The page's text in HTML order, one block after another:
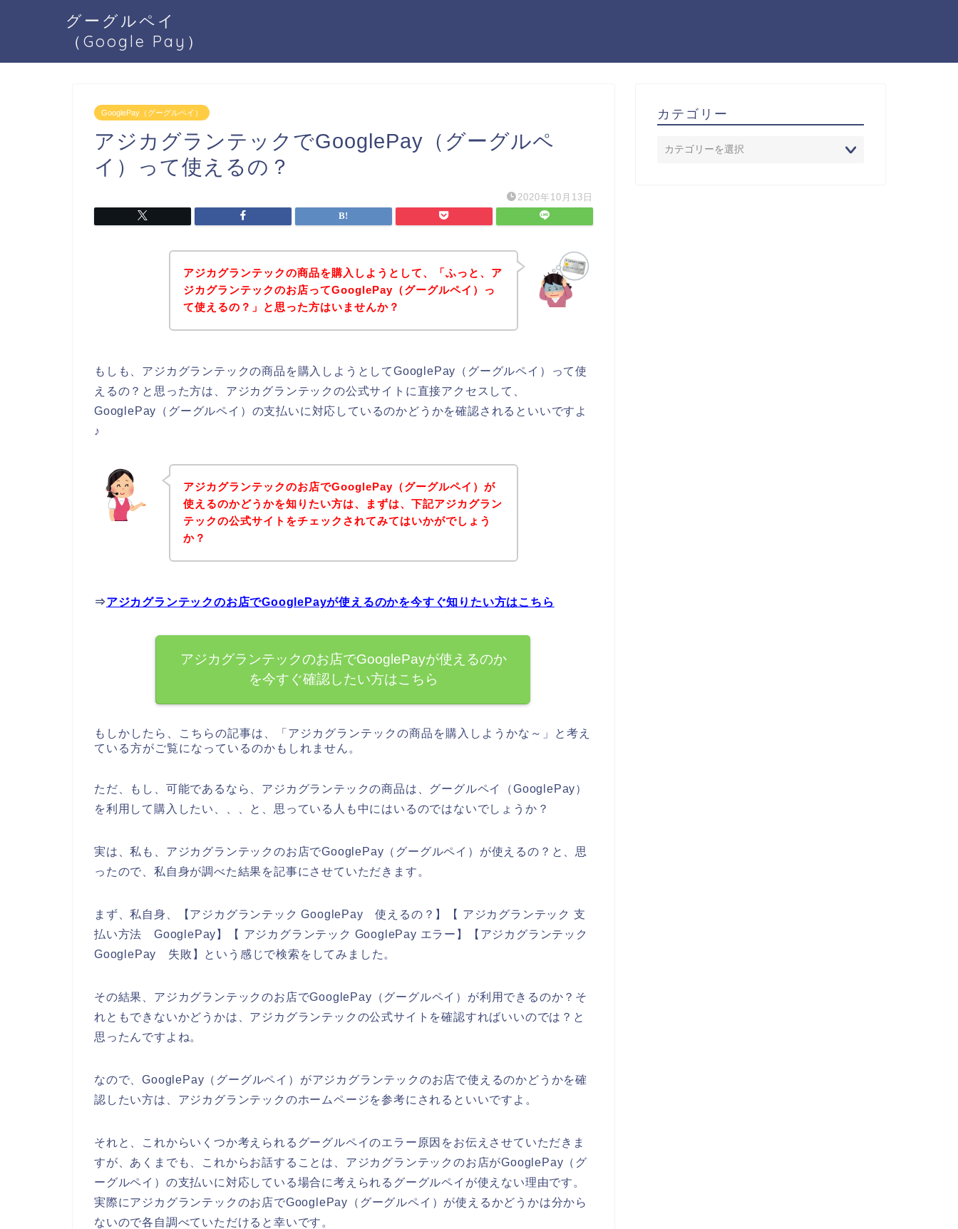
グーグルペイ
（Google Pay）
GooglePay（グーグルペイ）
アジカグランテックでGooglePay（グーグルペ
イ）って使えるの？
2020年10月13日
アジカグランテックの商品を購入しようとして、「ふっと、ア
ジカグランテックのお店ってGooglePay（グーグルペイ）っ
て使えるの？」と思った方はいませんか？
もしも、アジカグランテックの商品を購入しようとしてGooglePay（グーグルペイ）って使
えるの？と思った方は、アジカグランテックの公式サイトに直接アクセスして、
GooglePay（グーグルペイ）の支払いに対応しているのかどうかを確認されるといいですよ
♪
アジカグランテックのお店でGooglePay（グーグルペイ）が
使えるのかどうかを知りたい方は、まずは、下記アジカグラン
テックの公式サイトをチェックされてみてはいかがでしょう
か？
⇒アジカグランテックのお店でGooglePayが使えるのかを今すぐ知りたい方はこちら
アジカグランテックのお店でGooglePayが使えるのか
を今すぐ確認したい方はこちら
もしかしたら、こちらの記事は、「アジカグランテックの商品を購入しようかな～」と考え
ている方がご覧になっているのかもしれません。
ただ、もし、可能であるなら、アジカグランテックの商品は、グーグルペイ（GooglePay）
を利用して購入したい、、、と、思っている人も中にはいるのではないでしょうか？
実は、私も、アジカグランテックのお店でGooglePay（グーグルペイ）が使えるの？と、思
ったので、私自身が調べた結果を記事にさせていただきます。
まず、私自身、【アジカグランテック GooglePay 使えるの？】【 アジカグランテック 支
払い方法 GooglePay】【 アジカグランテック GooglePay エラー】【アジカグランテック
GooglePay 失敗】という感じで検索をしてみました。
その結果、アジカグランテックのお店でGooglePay（グーグルペイ）が利用できるのか？そ
れともできないかどうかは、アジカグランテックの公式サイトを確認すればいいのでは？と
思ったんですよね。
なので、GooglePay（グーグルペイ）がアジカグランテックのお店で使えるのかどうかを確
認したい方は、アジカグランテックのホームページを参考にされるといいですよ。
それと、これからいくつか考えられるグーグルペイのエラー原因をお伝えさせていただきま
すが、あくまでも、これからお話することは、アジカグランテックのお店がGooglePay（グ
ーグルペイ）の支払いに対応している場合に考えられるグーグルペイが使えない理由です。
実際にアジカグランテックのお店でGooglePay（グーグルペイ）が使えるかどうかは分から
ないので各自調べていただけると幸いです。
カテゴリー